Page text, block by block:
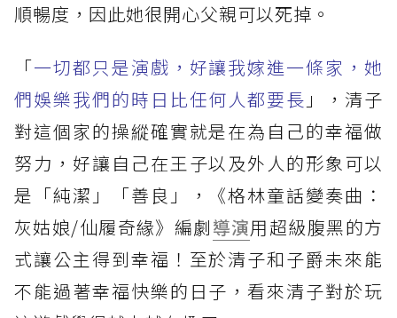
順暢度，因此她很開心父親可以死掉。
「一切都只是演戲，好讓我嫁進一條家，她
們娛樂我們的時日比任何人都要長 」，清子
對這個家的操縱確實就是在為自己的幸福做
努力，好讓自己在王子以及外人的形象可以
是「純潔」「善良」，《格林童話變奏曲：
灰姑娘/仙履奇緣》編劇導演用超級腹黑的方
式讓公主得到幸福！至於清子和子爵未來能
不能過著幸福快樂的日子，看來清子對於玩